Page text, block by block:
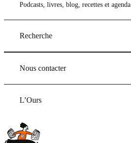
Podcasts, livres, blog, recettes et agenda
Recherche
Nous contacter
L’Ours